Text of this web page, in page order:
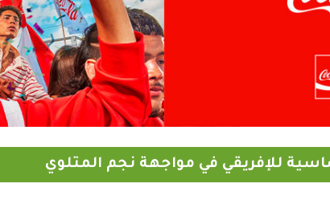
للإفريقي في مواجهة نجم المتلوي